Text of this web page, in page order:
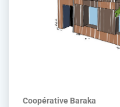
Coopérative Baraka